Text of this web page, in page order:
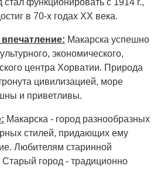
в 70-х годах XX века.
Макарска успешно
экономического,
центра Хорватии. Природа
цивилизацией, море
и приветливы.
Макарска - город разнообразных
стилей, придающих ему
Любителям старинной
Старый город - традиционно